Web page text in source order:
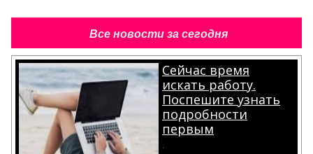
Все новости за сегодня
Сейчас время
искать работу.
Поспешите узнать
подробности
первым
.